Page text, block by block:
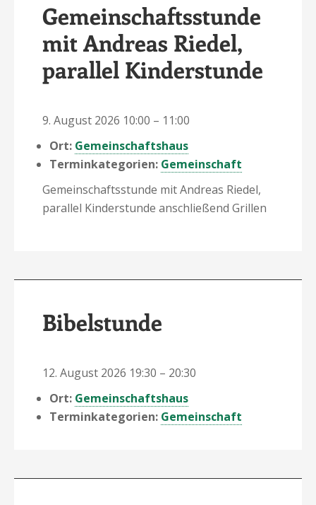
Gemeinschaftsstunde
mit Andreas Riedel,
parallel Kinderstunde
9. August 2026 10:00 – 11:00
Ort: Gemeinschaftshaus
Terminkategorien: Gemeinschaft
Gemeinschaftsstunde mit Andreas Riedel,
parallel Kinderstunde anschließend Grillen
Bibelstunde
12. August 2026 19:30 – 20:30
Ort: Gemeinschaftshaus
Terminkategorien: Gemeinschaft